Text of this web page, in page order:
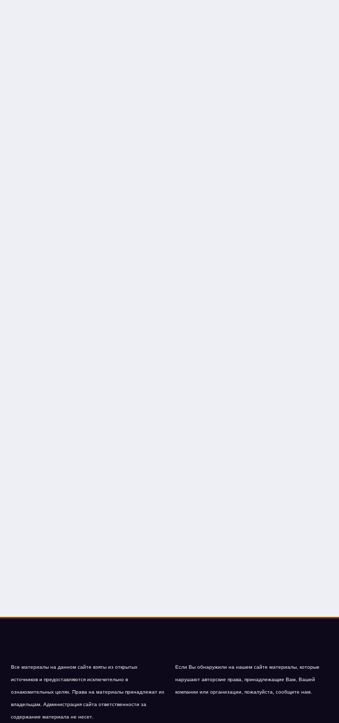
Все материалы на данном сайте взяты из открытых
источников и предоставляются исключительно в
ознакомительных целях. Права на материалы принадлежат их
владельцам. Администрация сайта ответственности за
содержание материала не несет.
Если Вы обнаружили на нашем сайте материалы, которые
нарушают авторские права, принадлежащие Вам, Вашей
компании или организации, пожалуйста, сообщите нам.